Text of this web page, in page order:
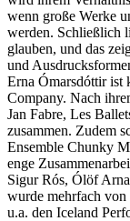
wenn große Werke
werden. Schließlich
glauben, und das
und
Erna Ómarsdóttir ist
Company. Nach
Jan Fabre, Les
zusammen. Zudem
Ensemble Chunky
enge
Sigur Rós, Ólöf
wurde mehrfach von
u.a. den Iceland